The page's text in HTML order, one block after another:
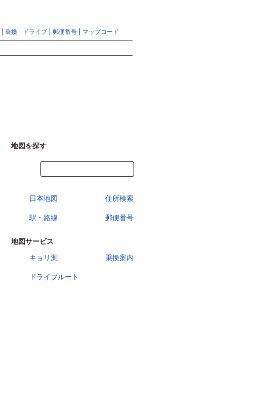
乗換 ドライブ 郵便番号 マップコード
地図を探す
日本地図 住所検索
駅・路線 郵便番号
地図サービス
キョリ測
乗換案内
ドライブルート